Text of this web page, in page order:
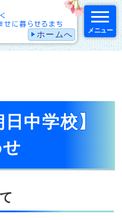
ホームへ メニュー
中学校】